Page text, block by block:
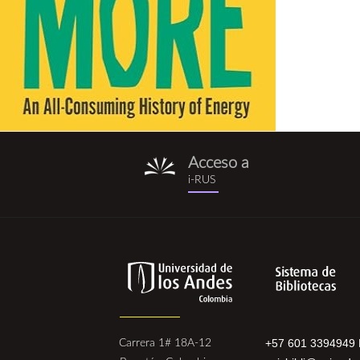
i-
rus.png
Acceso a
i-RUS
Carrera 1# 18A-12
+57 601 3394949